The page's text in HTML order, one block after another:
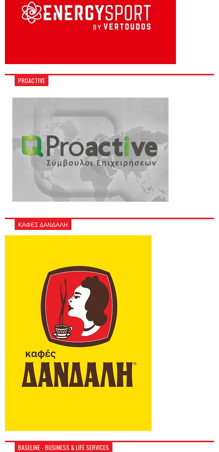
PROACTIVE
ΚΑΦΕΣ ΔΑΝΔΑΛΗ
BASELINE - BUSINESS & LIFE SERVICES